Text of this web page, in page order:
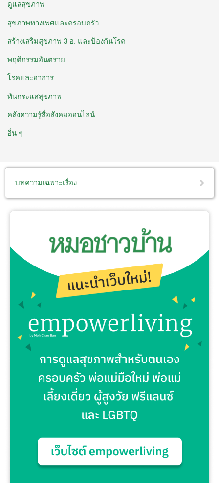
ดูแลสุขภาพ
สุขภาพทางเพศและครอบครัว
สร้างเสริมสุขภาพ 3 อ. ​และป้องกันโรค
พฤติกรรมอันตราย
โรคและอาการ
ทันกระแสสุขภาพ
คลังความรู้สื่อสังคมออนไลน์
อื่น ๆ
บทความเฉพาะเรื่อง